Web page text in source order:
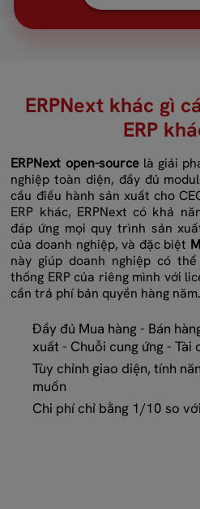
ERPNext open-sourcelà giải
nghiệp toàn diện, đầy đủ
cầu điều hành sản xuất cho
ERP khác, ERPNext có khả
đáp ứng mọi quy trình sản
của doanh nghiệp, và đặc biệt
này giúp doanh nghiệp có
thống ERP của riêng mình với
cần trả phí bản quyền hàng năm.
Đầy đủ Mua hàng - Bán
xuất - Chuỗi cung ứng - Tài
Tùy chỉnh giao diện, tính
muốn
Chi phí chỉ bằng 1/10 so
ERPNext khác gì
ERP